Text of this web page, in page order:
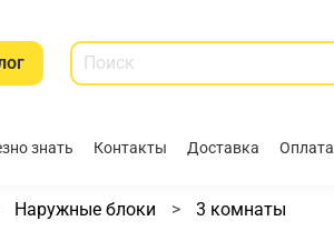
знать Контакты Доставка Оплата
Наружные блоки 3 комнаты